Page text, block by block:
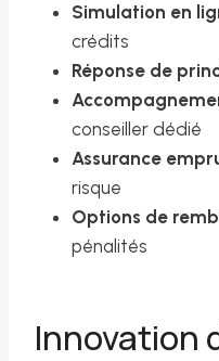
Simulation en
crédits
Réponse de
conseiller dédié
Assurance
risque
Options de
pénalités
Innovation